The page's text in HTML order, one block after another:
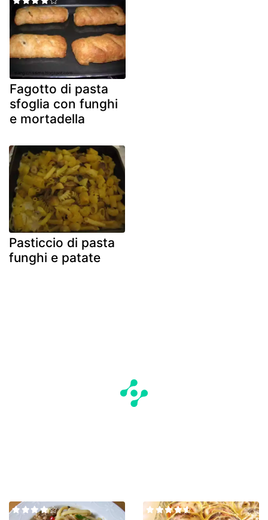
Fagotto di pasta
sfoglia con funghi
e mortadella
Pasticcio di pasta
funghi e patate